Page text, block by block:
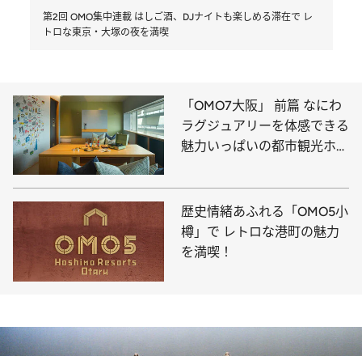
第2回 OMO集中連載 はしご酒、DJナイトも楽しめる滞在で レ
トロな東京・大塚の夜を満喫
「OMO7大阪」 前篇 なにわ
ラグジュアリーを体感できる
魅力いっぱいの都市観光ホテ
歴史情緒あふれる「OMO5小
樽」で レトロな港町の魅力
を満喫！